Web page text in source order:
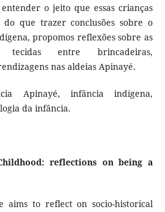
o jeito que essas crianças
que trazer conclusões sobre o
propomos reflexões sobre as
tecidas entre brincadeiras,
nas aldeias Apinayé.
Apinayé, infância indígena,
da infância.
reflections on being a
aims to reflect on socio-historical